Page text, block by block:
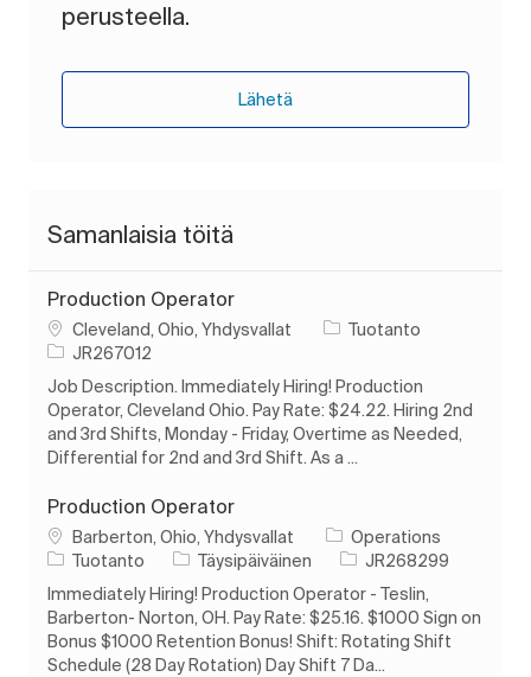
perusteella.
Lähetä
Samanlaisia töitä
Production Operator
PaikkaCleveland, Ohio, Yhdysvallat Luokka
Tuotanto
Työn tunnus
JR267012
Job Description. Immediately Hiring! Production
Operator, Cleveland Ohio. Pay Rate: $24.22. Hiring 2nd
and 3rd Shifts, Monday - Friday, Overtime as Needed,
Differential for 2nd and 3rd Shift. As a ...
Production Operator
PaikkaBarberton, Ohio, Yhdysvallat
Operations
Luokka
Tuotanto Työn tyyppi
Täysipäiväinen Työn tunnus
JR268299
Immediately Hiring! Production Operator - Teslin,
Barberton- Norton, OH. Pay Rate: $25.16. $1000 Sign on
Bonus $1000 Retention Bonus! Shift: Rotating Shift
Schedule (28 Day Rotation) Day Shift 7 Da...